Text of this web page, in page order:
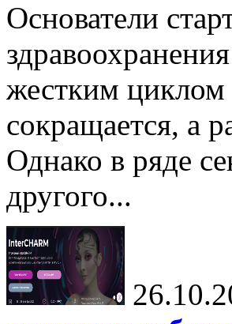
Основатели
жестким циклом
сокращается, а
Однако в ряде
другого...